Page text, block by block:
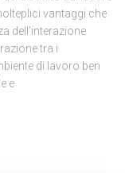
vantaggi che
dell’interazione
tra i
di lavoro ben
e